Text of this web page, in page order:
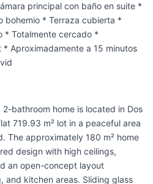
principal con baño en suite *
bohemio * Terraza cubierta *
* Totalmente cercado *
Aproximadamente a 15 minutos
bathroom home is located in Dos
719.93 m² lot in a peaceful area
The approximately 180 m² home
design with high ceilings,
an open-concept layout
and kitchen areas. Sliding glass